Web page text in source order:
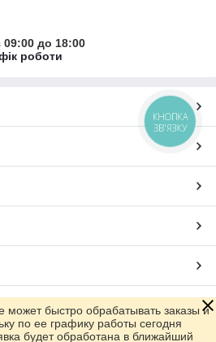
09:00 до 18:00
роботи
Prom.ua
может быстро обрабатывать заказы и
по ее графику работы сегодня
будет обработана в ближайший
КНОПКА
ЗВ'ЯЗКУ